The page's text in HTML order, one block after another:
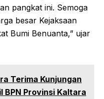
pangkat ini. Semoga
besar Kejaksaan
Bumi Benuanta,” ujar
Terima Kunjungan
BPN Provinsi Kaltara